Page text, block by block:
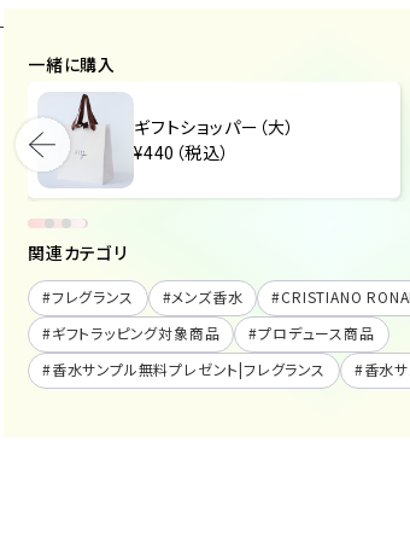
一緒に購入
ギフトショッパー（中）
¥440（税込）
関連カテゴリ
#フレグランス #メンズ香水 #CRISTIANO
#ギフトラッピング対象商品 #プロデュース商品
#香水サンプル無料プレゼント|フレグランス #香水